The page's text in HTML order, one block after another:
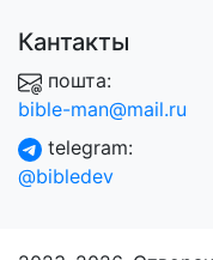
Кантакты
пошта:
bible-man@mail.ru
telegram:
@bibledev